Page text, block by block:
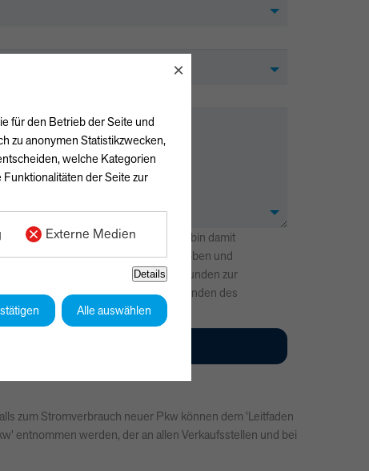
zur Kenntnis genommen und bin damit
Daten elektronisch erhoben und
werden dabei nur streng zweckgebunden zur
Anfrage benutzt. Mit dem Absenden des
mit der Verarbeitung einverstanden.
zum Stromverbrauch neuer Pkw können dem 'Leitfaden
entnommen werden, der an allen Verkaufsstellen und bei
×
für den Betrieb der Seite und
zu anonymen Statistikzwecken,
welche Kategorien
der Seite zur
Externe Medien
Details
Alle auswählen